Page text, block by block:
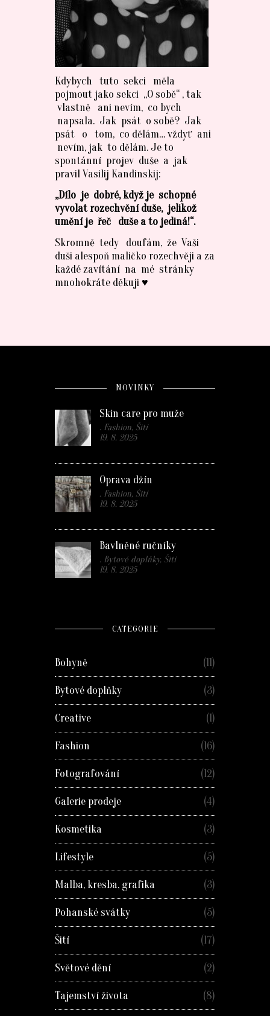
Kdybych tuto sekci měla
pojmout jako sekci „O sobě“ , tak
vlastně ani nevím, co bych
napsala. Jak psát o sobě? Jak
psát o tom, co dělám… vždyť ani
nevím, jak to dělám. Je to
spontánní projev duše a jak
pravil Vasilij Kandinskij:
„Dílo je dobré, když je schopné
vyvolat rozechvění duše, jelikož
umění je řeč duše a to jediná!“.
Skromně tedy doufám, že Vaši
duši alespoň maličko rozechvěji a za
každé zavítání na mé stránky
mnohokráte děkuji ♥
NOVINKY
Skin care pro muže
. Fashion, Šití
19. 8. 2025
Oprava džín
. Fashion, Šití
19. 8. 2025
Bavlněné ručníky
. Bytové doplňky, Šití
19. 8. 2025
CATEGORIE
Bohyně (11)
Bytové doplňky (3)
Creative (1)
Fashion (16)
Fotografování (12)
Galerie prodeje (4)
Kosmetika (3)
Lifestyle (5)
Malba, kresba, grafika (3)
Pohanské svátky (5)
Šití (17)
Světové dění (2)
Tajemství života (8)